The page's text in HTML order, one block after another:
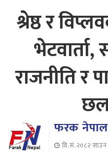
श्रेष्ठ र
राजनीति र
फरक नेपाल
वि.सं.२०८२